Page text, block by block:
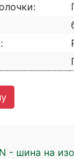
- шина на